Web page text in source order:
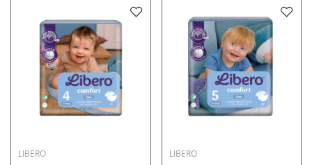
LIBERO LIBERO